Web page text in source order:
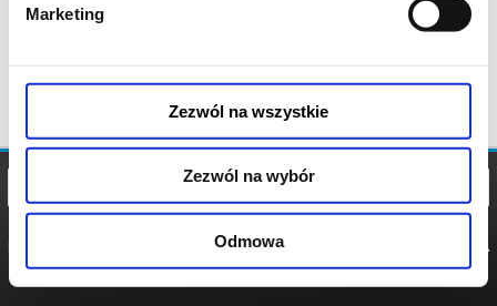
Marketing
Zezwól na wszystkie
Zezwól na wybór
Odmowa
POLITYKA
POLITYKA